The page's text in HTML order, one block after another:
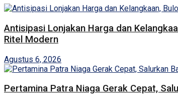
Antisipasi Lonjakan Harga dan
Ritel Modern
Agustus 6, 2026
Pertamina Patra Niaga Gerak Cepat,